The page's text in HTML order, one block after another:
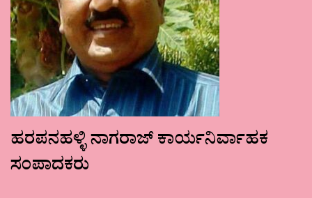
ಹರಪನಹಳ್ಳಿ ನಾಗರಾಜ್ ಕಾರ್ಯನಿರ್ವಾಹಕ
ಸಂಪಾದಕರು